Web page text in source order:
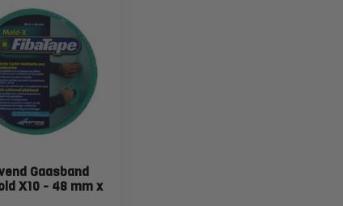
Gaasband
X10 - 48 mm x